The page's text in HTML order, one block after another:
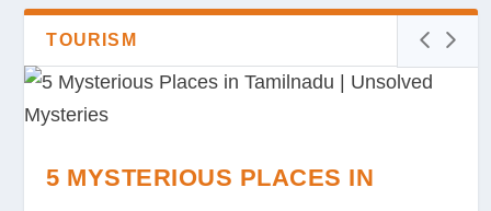
TOURISM
5 MYSTERIOUS PLACES IN